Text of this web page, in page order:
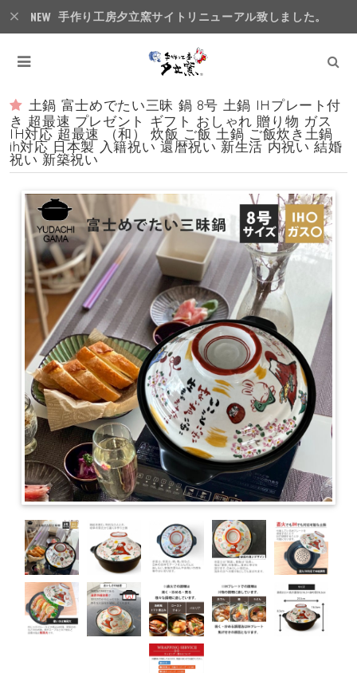
手作り工房夕立窯サイトリニューアル致しました。
土鍋 富士めでたい三昧 鍋 8号 土鍋 IHプレート付
き 超最速 プレゼント ギフト おしゃれ 贈り物 ガス
IH対応 超最速 （和） 炊飯 ご飯 土鍋 ご飯炊き土鍋
ih対応 日本製 入籍祝い 還暦祝い 新生活 内祝い 結婚
祝い 新築祝い